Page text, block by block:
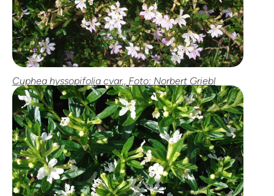
Cuphea hyssopifolia cvar., Foto: Norbert Griebl